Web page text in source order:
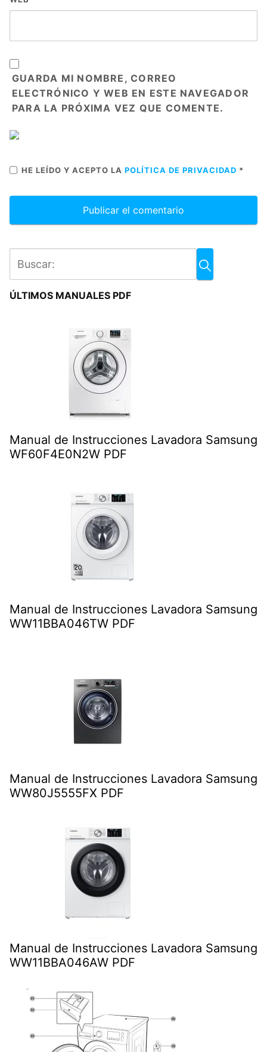
GUARDA MI NOMBRE, CORREO
ELECTRÓNICO Y WEB EN ESTE NAVEGADOR
PARA LA PRÓXIMA VEZ QUE COMENTE.
HE LEÍDO Y ACEPTO LA POLÍTICA DE PRIVACIDAD *
ÚLTIMOS MANUALES PDF
Manual de Instrucciones Lavadora Samsung
WF60F4E0N2W PDF
Manual de Instrucciones Lavadora Samsung
WW11BBA046TW PDF
Manual de Instrucciones Lavadora Samsung
WW80J5555FX PDF
Manual de Instrucciones Lavadora Samsung
WW11BBA046AW PDF